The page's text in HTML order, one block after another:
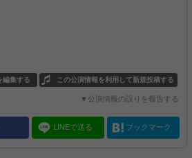
この公演情報を利用して新規投稿する
編集する
▼公演情報の誤りを報告する
LINEで送る ブックマーク